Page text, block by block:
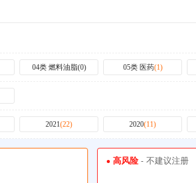
04类 燃料油脂(0) 05类 医药(1)
2021(22) 2020(11)
高风险 - 不建议注册